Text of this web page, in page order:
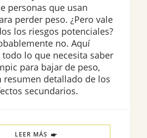
personas que usan
perder peso. ¿Pero vale
los riesgos potenciales?
no. Aquí
lo que necesita saber
para bajar de peso,
resumen detallado de los
secundarios.
LEER MÁS